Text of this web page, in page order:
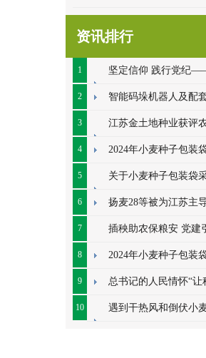
资讯排行
1 坚定信仰 践行党纪
日系列活动顺利开展
2 智能码垛机器人及配
3 江苏金土地种业获评
点龙头企业
4 2024年小麦种子包装
5 关于小麦种子包装袋
的公告
6 扬麦28等被为江苏主
7 插秧助农保粮安 党
里甸社区党总支、公司党
农耕
8 2024年小麦种子包装
9 总书记的人民情怀“让
10 遇到干热风和倒伏小